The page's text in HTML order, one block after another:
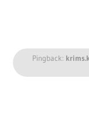
Pingback: